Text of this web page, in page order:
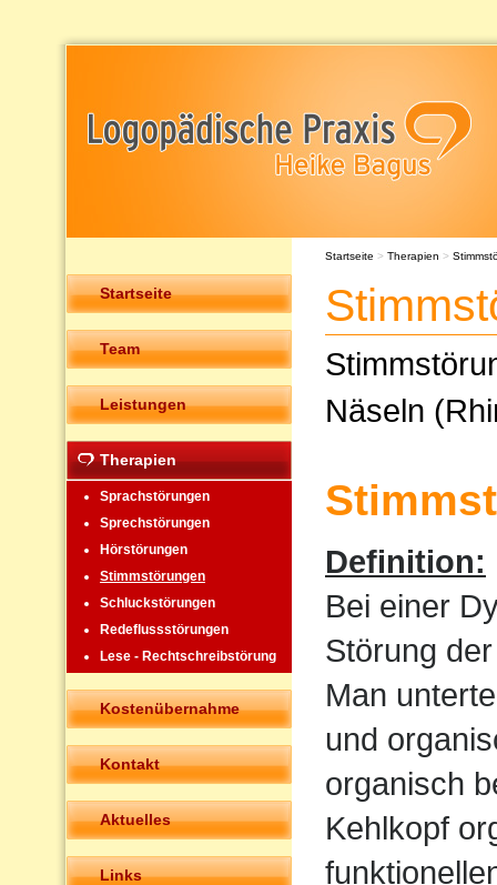
Startseite
Team
Leistungen
Therapien
Sprachstörungen
Sprechstörungen
Hörstörungen
Stimmstörungen
Schluckstörungen
Redeflussstörungen
Lese - Rechtschreibstörung
Kostenübernahme
Kontakt
Aktuelles
Links
Startseite > Therapien >
Näseln
Definition:
Bei einer
Störung
Man
und
organisch
Kehlkopf